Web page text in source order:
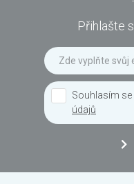
Přihlašte
Souhlasím se
údajů